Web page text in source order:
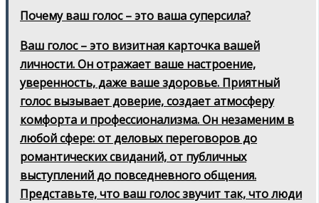
Почему ваш голос – это ваша суперсила?
Ваш голос – это визитная карточка вашей
личности. Он отражает ваше настроение,
уверенность, даже ваше здоровье. Приятный
голос вызывает доверие, создает атмосферу
комфорта и профессионализма. Он незаменим в
любой сфере: от деловых переговоров до
романтических свиданий, от публичных
выступлений до повседневного общения.
Представьте, что ваш голос звучит так, что люди